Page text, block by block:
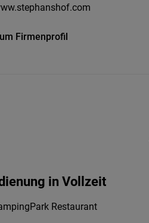
Firmenprofil
in Vollzeit
Restaurant